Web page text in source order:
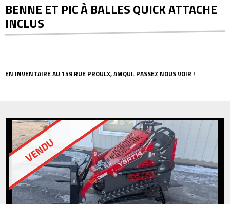
BENNE ET PIC À BALLES QUICK ATTACHE
INCLUS
EN INVENTAIRE AU 159 RUE PROULX, AMQUI. PASSEZ NOUS VOIR !
VENDU